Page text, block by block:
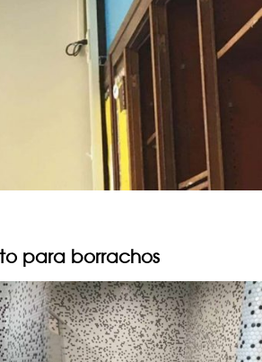
para borrachos